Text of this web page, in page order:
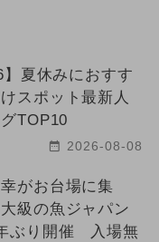
】夏休みにおすす
スポット最新人
TOP10
2026-08-08
がお台場に集
級の魚ジャパン
ぶり開催 入場無